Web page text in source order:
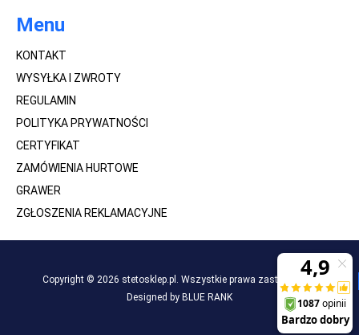
Menu
KONTAKT
WYSYŁKA I ZWROTY
REGULAMIN
POLITYKA PRYWATNOŚCI
CERTYFIKAT
ZAMÓWIENIA HURTOWE
GRAWER
ZGŁOSZENIA REKLAMACYJNE
Copyright © 2026 stetosklep.pl. Wszystkie prawa zastrzeżone.
Designed by BLUE RANK